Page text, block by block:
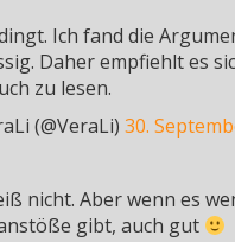
Ich fand die
Daher empfiehlt es
zu lesen.
(@VeraLi) 30.
nicht. Aber wenn es
gibt, auch gut